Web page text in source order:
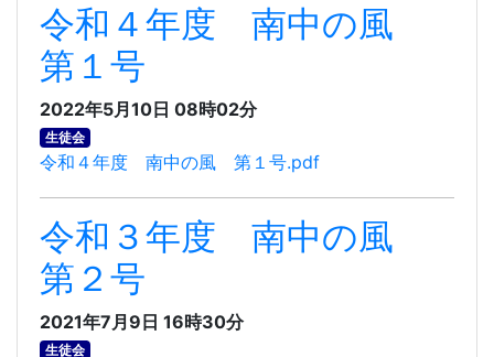
令和４年度 南中の風
第１号
2022年5月10日 08時02分
生徒会
令和４年度 南中の風 第１号.pdf
令和３年度 南中の風
第２号
2021年7月9日 16時30分
生徒会